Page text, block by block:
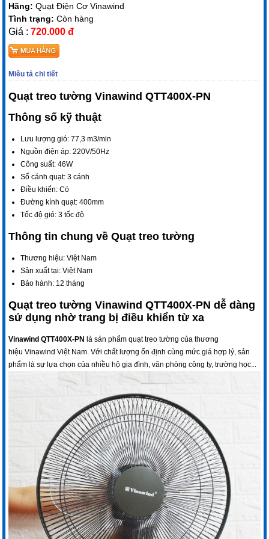
Hãng:Quạt Điện Cơ Vinawind
Tình trạng:Còn hàng
Giá :720.000 đ
Miêu tả chi tiết
Quạt treo tường Vinawind QTT400X-PN
Thông số kỹ thuật
Lưu lượng gió:77,3 m3/min
Nguồn điện áp:220V/50Hz
Công suất:46W
Số cánh quạt:3 cánh
Điều khiển:Có
Đường kính quạt:400mm
Tốc độ gió:3 tốc độ
Thông tin chung về Quạt treo tường
Thương hiệu:Việt Nam
Sản xuất tại:Việt Nam
Bảo hành: 12 tháng
Quạt treo tường Vinawind QTT400X-PN dễ dàng
sử dụng nhờ trang bị điều khiển từ xa
Vinawind QTT400X-PN là sản phẩm quạt treo tường của thương
hiệuVinawind Việt Nam. Với chất lượng ổn định cùng mức giá hợp lý, sản
phẩm là sự lựa chọn của nhiều hộ gia đình, văn phòng công ty, trường học...